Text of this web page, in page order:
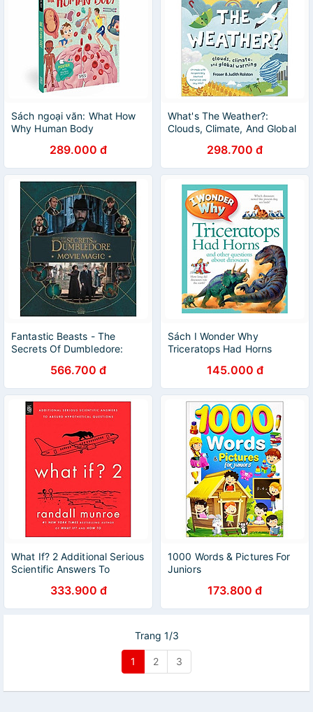
Sách ngoại văn: What How
Why Human Body
289.000 đ
What's The Weather?:
Clouds, Climate, And Global
298.700 đ
Fantastic Beasts - The
Secrets Of Dumbledore:
566.700 đ
Sách I Wonder Why
Triceratops Had Horns
145.000 đ
What If? 2 Additional Serious
Scientific Answers To
Questions333.900 đ
1000 Words & Pictures For
Juniors
173.800 đ
Trang 1/3
1 2 3